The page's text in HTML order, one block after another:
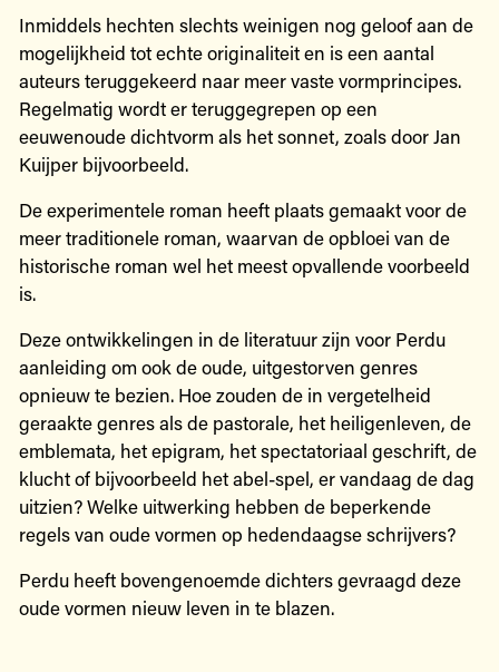
Inmiddels hechten slechts weinigen nog geloof aan de
mogelijkheid tot echte originaliteit en is een aantal
auteurs teruggekeerd naar meer vaste vormprincipes.
Regelmatig wordt er teruggegrepen op een
eeuwenoude dichtvorm als het sonnet, zoals door Jan
Kuijper bijvoorbeeld.
De experimentele roman heeft plaats gemaakt voor de
meer traditionele roman, waarvan de opbloei van de
historische roman wel het meest opvallende voorbeeld
is.
Deze ontwikkelingen in de literatuur zijn voor Perdu
aanleiding om ook de oude, uitgestorven genres
opnieuw te bezien. Hoe zouden de in vergetelheid
geraakte genres als de pastorale, het heiligenleven, de
emblemata, het epigram, het spectatoriaal geschrift, de
klucht of bijvoorbeeld het abel-spel, er vandaag de dag
uitzien? Welke uitwerking hebben de beperkende
regels van oude vormen op hedendaagse schrijvers?
Perdu heeft bovengenoemde dichters gevraagd deze
oude vormen nieuw leven in te blazen.